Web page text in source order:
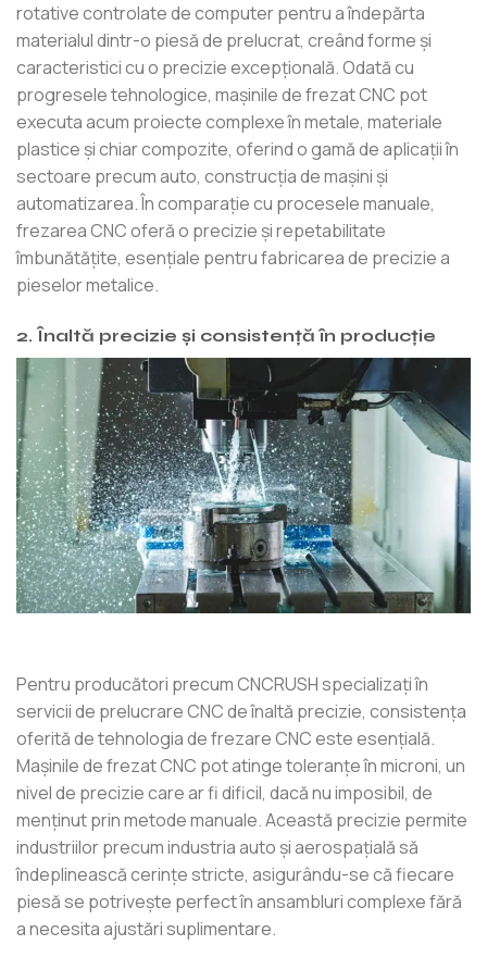
rotative controlate de computer pentru a îndepărta
materialul dintr-o piesă de prelucrat, creând forme și
caracteristici cu o precizie excepțională. Odată cu
progresele tehnologice, mașinile de frezat CNC pot
executa acum proiecte complexe în metale, materiale
plastice și chiar compozite, oferind o gamă de aplicații în
sectoare precum auto, construcția de mașini și
automatizarea. În comparație cu procesele manuale,
frezarea CNC oferă o precizie și repetabilitate
îmbunătățite, esențiale pentru fabricarea de precizie a
pieselor metalice.
2. Înaltă precizie și consistență în producție
Pentru producători precum CNCRUSH specializați în
servicii de prelucrare CNC de înaltă precizie, consistența
oferită de tehnologia de frezare CNC este esențială.
Mașinile de frezat CNC pot atinge toleranțe în microni, un
nivel de precizie care ar fi dificil, dacă nu imposibil, de
menținut prin metode manuale. Această precizie permite
industriilor precum industria auto și aerospațială să
îndeplinească cerințe stricte, asigurându-se că fiecare
piesă se potrivește perfect în ansambluri complexe fără
a necesita ajustări suplimentare.